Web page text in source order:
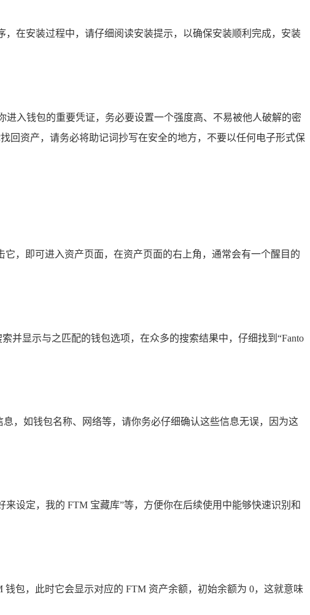
，在安装过程中，请仔细阅读安装提示，以确保安装顺利完成，安装
入钱包的重要凭证，务必要设置一个强度高、不易被他人破解的密
回资产，请务必将助记词抄写在安全的地方，不要以任何电子形式保
，即可进入资产页面，在资产页面的右上角，通常会有一个醒目的
并显示与之匹配的钱包选项，在众多的搜索结果中，仔细找到“Fanto
，如钱包名称、网络等，请你务必仔细确认这些信息无误，因为这
设定，我的 FTM 宝藏库”等，方便你在后续使用中能够快速识别和
包，此时它会显示对应的 FTM 资产余额，初始余额为 0，这就意味